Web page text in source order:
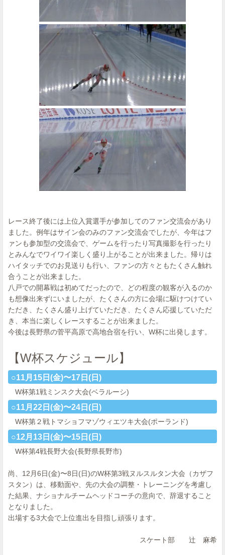
レース終了後には上位入賞選手が参加してのファン交流会があり
ました。例年はサイン会のみのファン交流会でしたが、今年はフ
ァンも参加型の交流会で、ゲームを行ったり写真撮影を行ったり
とみんなでワイワイ楽しく盛り上がることが出来ました。帰りは
ハイタッチでのお見送りも行い、ファンの方々ともたくさん触れ
合うことが出来ました。
八戸での開幕戦は初めてだったので、どの程度の観客が入るのか
も想像出来ずにいましたが、たくさんの方に会場に駆けつけてい
ただき、たくさん盛り上げていただき、たくさん応援していただ
き、本当に楽しくレースすることが出来ました。
今後は長野県の菅平高原で高地合宿を行い、W杯に出発します。
【W杯スケジュール】
○11月15日(金)〜17日(日)
W杯第1戦ミンスク大会(ベラルーシ)
○11月22日(金)〜24日(日)
W杯第２戦トマショフマゾウィエツキ大会(ポーランド)
○12月13日(金)〜15日(日)
W杯第4戦長野大会(長野県長野市)
尚、12月6日(金)〜8日(日)のW杯第3戦ヌルスルタン大会（カザフ
スタン）は、移動面や、先の大会の調整・トレーニングを考慮し
た結果、ナショナルチームヘッドコーチの意向で、辞退すること
となりました。
出場する3大会で上位進出を目指し頑張ります。
スケート部 辻 麻希